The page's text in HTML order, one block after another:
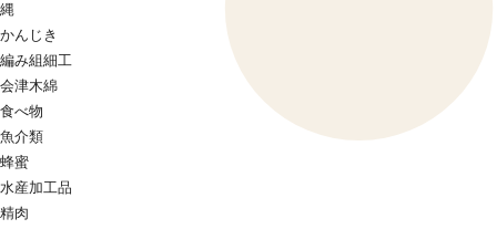
縄
かんじき
編み組細工
会津木綿
食べ物
魚介類
蜂蜜
水産加工品
精肉